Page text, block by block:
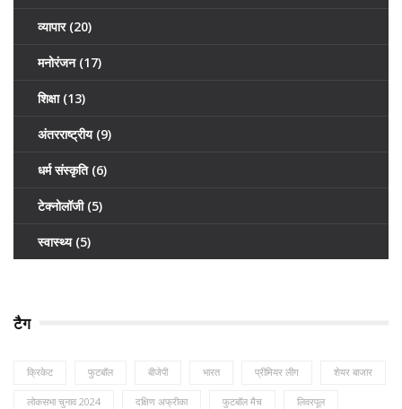
व्यापार (20)
मनोरंजन (17)
शिक्षा (13)
अंतरराष्ट्रीय (9)
धर्म संस्कृति (6)
टेक्नोलॉजी (5)
स्वास्थ्य (5)
टैग
क्रिकेट फुटबॉल बीजेपी भारत प्रीमियर लीग शेयर बाजार
लोकसभा चुनाव 2024 दक्षिण अफ्रीका फुटबॉल मैच लिवरपूल